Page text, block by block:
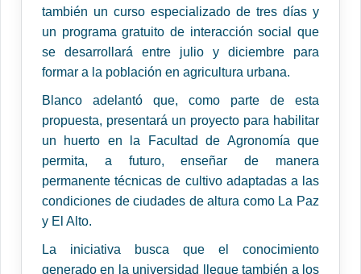
también un curso especializado de tres días y
un programa gratuito de interacción social que
se desarrollará entre julio y diciembre para
formar a la población en agricultura urbana.
Blanco adelantó que, como parte de esta
propuesta, presentará un proyecto para habilitar
un huerto en la Facultad de Agronomía que
permita, a futuro, enseñar de manera
permanente técnicas de cultivo adaptadas a las
condiciones de ciudades de altura como La Paz
y El Alto.
La iniciativa busca que el conocimiento
generado en la universidad llegue también a los